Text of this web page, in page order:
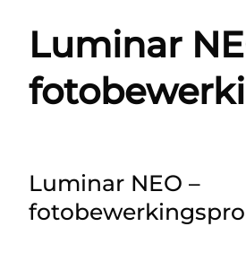
Luminar
Luminar NEO –